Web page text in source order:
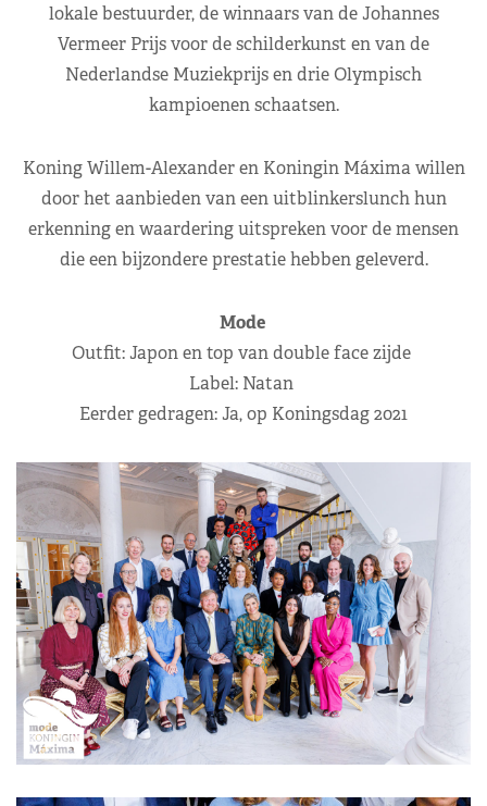
lokale bestuurder, de winnaars van de Johannes
Vermeer Prijs voor de schilderkunst en van de
Nederlandse Muziekprijs en drie Olympisch
kampioenen schaatsen.
Koning Willem-Alexander en Koningin Máxima willen
door het aanbieden van een uitblinkerslunch hun
erkenning en waardering uitspreken voor de mensen
die een bijzondere prestatie hebben geleverd.
Mode
Outfit: Japon en top van double face zijde
Label: Natan
Eerder gedragen: Ja, op Koningsdag 2021